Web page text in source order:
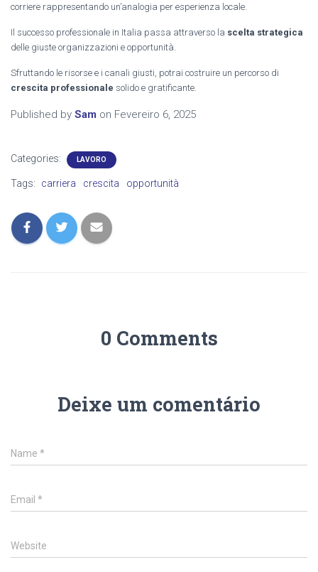
corriere rappresentando un’analogia per esperienza locale.
Il successo professionale in Italia passa attraverso la scelta strategica
delle giuste organizzazioni e opportunità.
Sfruttando le risorse e i canali giusti, potrai costruire un percorso di
crescita professionale solido e gratificante.
Published by Sam on Fevereiro 6, 2025
Categories: LAVORO
Tags: carriera crescita opportunità
0 Comments
Deixe um comentário
Name *
Email *
Website